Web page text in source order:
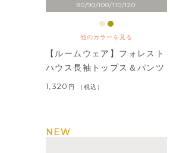
80/90/100/110/120
他のカラーを見る
【ルームウェア】フォレスト
ハウス長袖トップス＆パンツ
1,320 税込
NEW